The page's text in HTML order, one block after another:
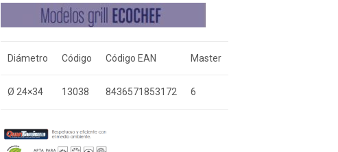
Diámetro Código Código EAN Master
Ø 24×34 13038 8436571853172 6